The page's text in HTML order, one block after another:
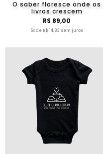
O saber floresce onde os
livros crescem
R$ 89,00
6x de R$ 14,83 sem juros